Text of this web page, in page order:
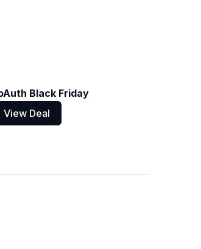
Black Friday
View Deal